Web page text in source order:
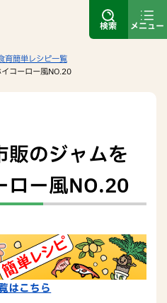
検索 メニュー
育簡単レシピ一覧
コーロー風NO.20
のジャムを
ロー風NO.20
はこちら